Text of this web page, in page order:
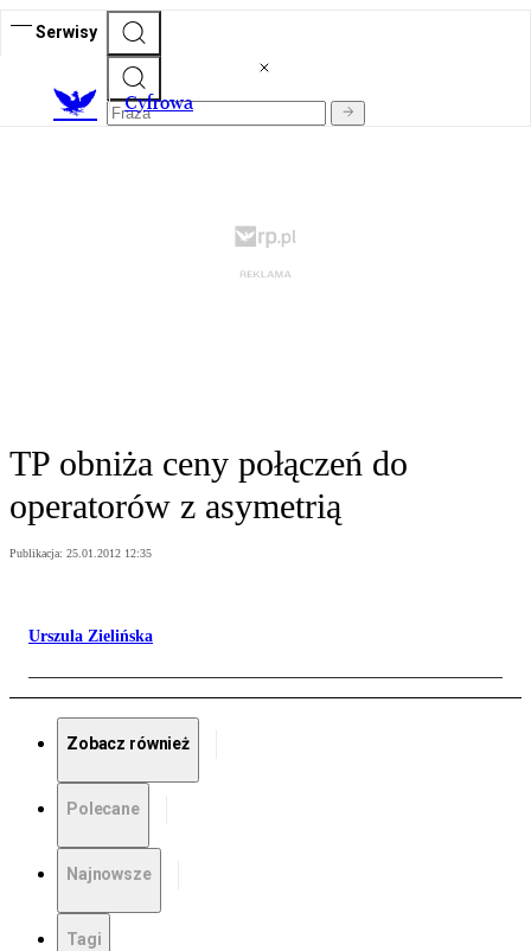
Serwisy
Cyfrowa
TP obniża ceny połączeń do
operatorów z asymetrią
Publikacja: 25.01.2012 12:35
Urszula Zielińska
Zobacz również
Polecane
Najnowsze
Tagi